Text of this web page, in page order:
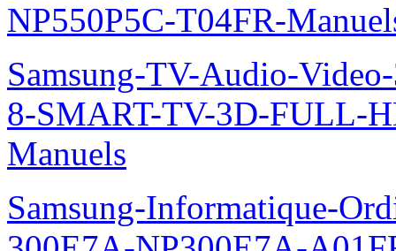
NP550P5C-T04FR-
Samsung-TV-Audio-
8-SMART-TV-3D-FULL-
Manuels
Samsung-Informatique-